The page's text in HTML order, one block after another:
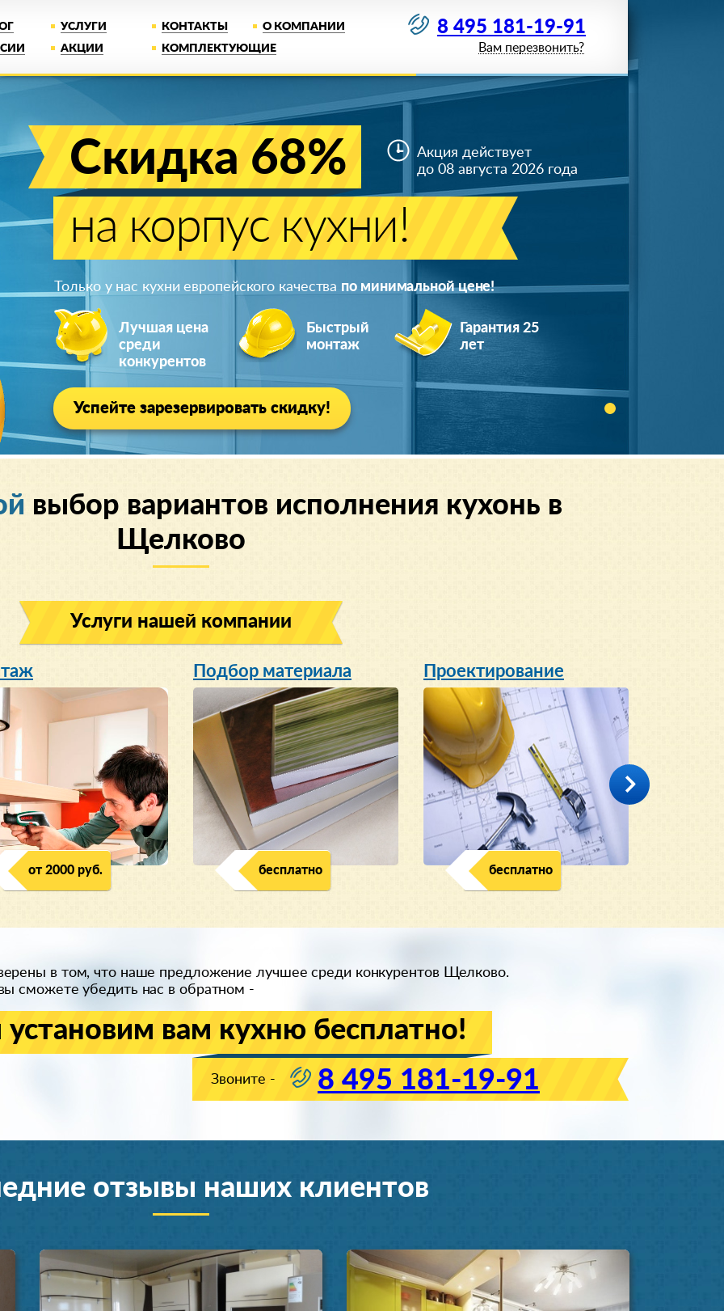
УСЛУГИ КОНТАКТЫ
О КОМПАНИИ
АКЦИИ КОМПЛЕКТУЮЩИЕ
8 495 181-19-91
Вам перезвонить?
Скидка 68%
на корпус кухни!
Акция действует
до 08 августа 2026 года
Только у нас кухни европейского качества по минимальной цене!
Лучшая цена
среди
конкурентов
Быстрый
монтаж
Гарантия 25
лет
Успейте зарезервировать скидку!
выбор вариантов исполнения кухонь в
Щелково
Услуги нашей компании
от 2000 руб.
Подбор материала
бесплатно
Проектирование
бесплатно
в том, что наше предложение лучшее среди конкурентов Щелково.
сможете убедить нас в обратном -
вам кухню бесплатно!
Звоните - 8 495 181-19-91
отзывы наших клиентов